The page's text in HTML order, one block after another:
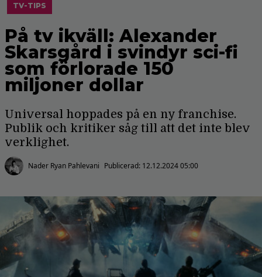
TV-TIPS
På tv ikväll: Alexander
Skarsgård i svindyr sci-fi
som förlorade 150
miljoner dollar
Universal hoppades på en ny franchise.
Publik och kritiker såg till att det inte blev
verklighet.
Nader Ryan Pahlevani Publicerad: 12.12.2024 05:00